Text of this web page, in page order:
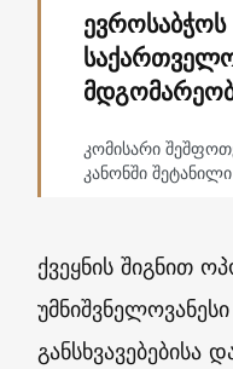
კომისარი
კანონში
ქვეყნის შიგნით
განსხვავებებისა